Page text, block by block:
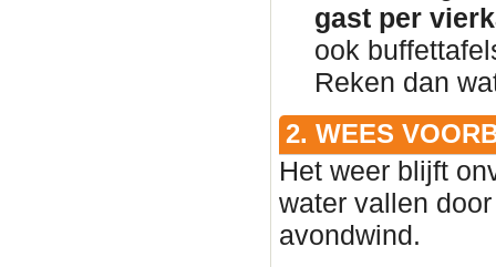
gast per
ook
Reken dan
2. WEES
Het weer blijft
water vallen
avondwind.